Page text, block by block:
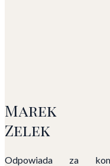
Marek
Zelek
Odpowiada za